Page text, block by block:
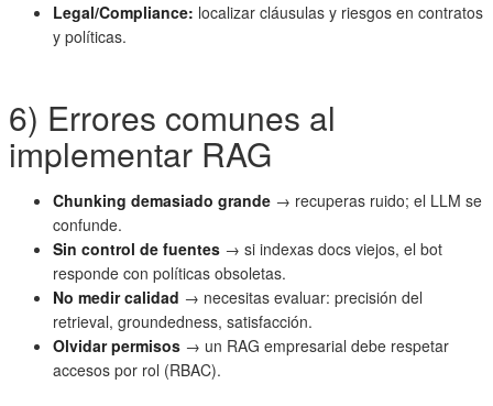
Legal/Compliance: localizar cláusulas y riesgos en contratos
y políticas.
6) Errores comunes al
implementar RAG
Chunking demasiado grande → recuperas ruido; el LLM se
confunde.
Sin control de fuentes → si indexas docs viejos, el bot
responde con políticas obsoletas.
No medir calidad → necesitas evaluar: precisión del
retrieval, groundedness, satisfacción.
Olvidar permisos → un RAG empresarial debe respetar
accesos por rol (RBAC).